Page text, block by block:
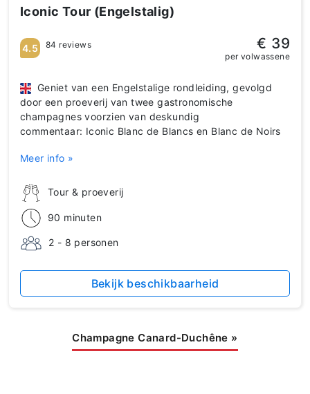
Iconic Tour (Engelstalig)
Tour & proeverij
90 minuten
2 - 8 personen
Geniet van een Engelstalige rondleiding, gevolgd
door een proeverij van twee gastronomische
champagnes voorzien van deskundig
commentaar: Iconic Blanc de Blancs en Blanc de Noirs
Meer info »
4.5 84 reviews € 39
per volwassene
Bekijk beschikbaarheid
Champagne Canard-Duchêne »